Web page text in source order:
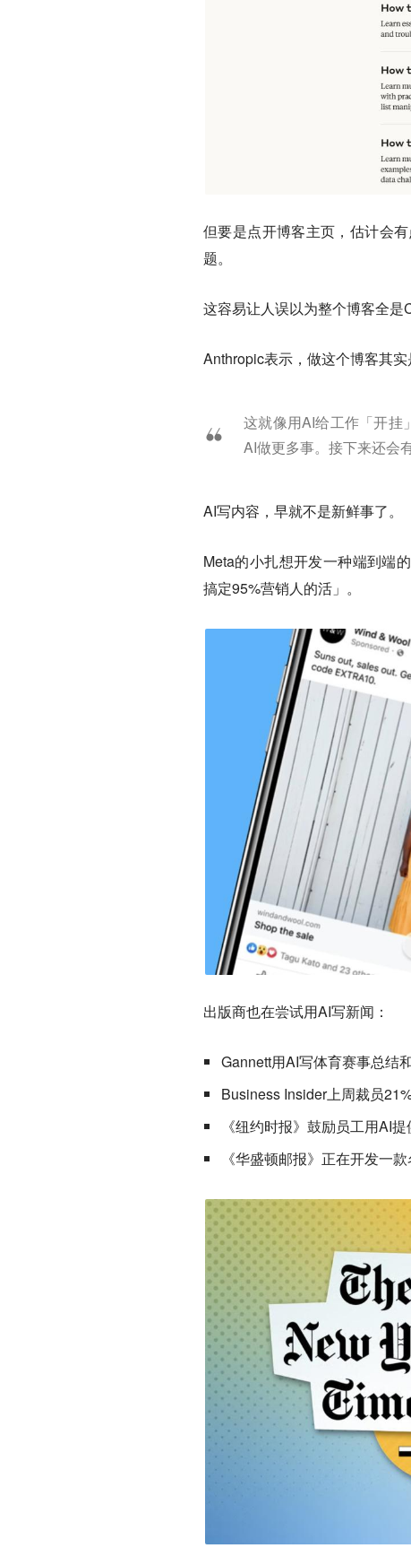
但要是点开博客主页，估计会
题。
这容易让人误以为整个博客全是
Anthropic表示，做这个博客其
这就像用AI给工作「开挂
AI做更多事。接下来还会
AI写内容，早就不是新鲜事了。
Meta的小扎想开发一种端到端
搞定95%营销人的活」。
出版商也在尝试用AI写新闻：
Gannett用AI写体育赛事总结
Business Insider上周裁员
《纽约时报》鼓励员工用AI
《华盛顿邮报》正在开发一